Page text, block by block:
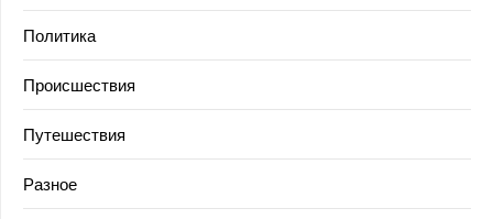
Политика
Происшествия
Путешествия
Разное